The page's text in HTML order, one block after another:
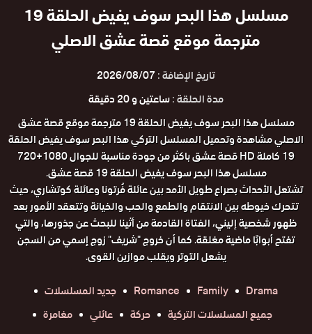
مسلسل هذا البحر سوف يفيض الحلقة 19
مترجمة موقع قصة عشق الاصلي
تاريخ الإضافة :2026/08/07
مدة الحلقة :ساعتين و 20 دقيقة
مسلسل هذا البحر سوف يفيض الحلقة 19 مترجمة موقع قصة عشق
الاصلي مشاهدة وتحميل المسلسل التركي هذا البحر سوف يفيض الحلقة
19 كاملة HD قصة عشق باكثر من جودة مناسبة للجوال 1080+720
مسلسل هذا البحر سوف يفيض الحلقة 19 قصة عشق.
تشتعل الأحداث بصراع طويل الأمد بين عائلة فُرتونا وعائلة كوتشاري، حيث
تتحرك خيوطه بين الانتقام والطمع والحب والخيانة وتتعقد الأمور بعد
ظهور شخصية إليني، الفتاة القادمة من أثينا للبحث عن جذورها، والتي
تفتح أبوابًا ماضية مغلقة. كما أن خروج "شريف" زوج إسمي من السجن
يشعل التوتر ويقلب موازين القوى.
Drama
Family
Romance
جديد المسلسلات
جميع المسلسلات التركية
حركة عائلي
مغامرة